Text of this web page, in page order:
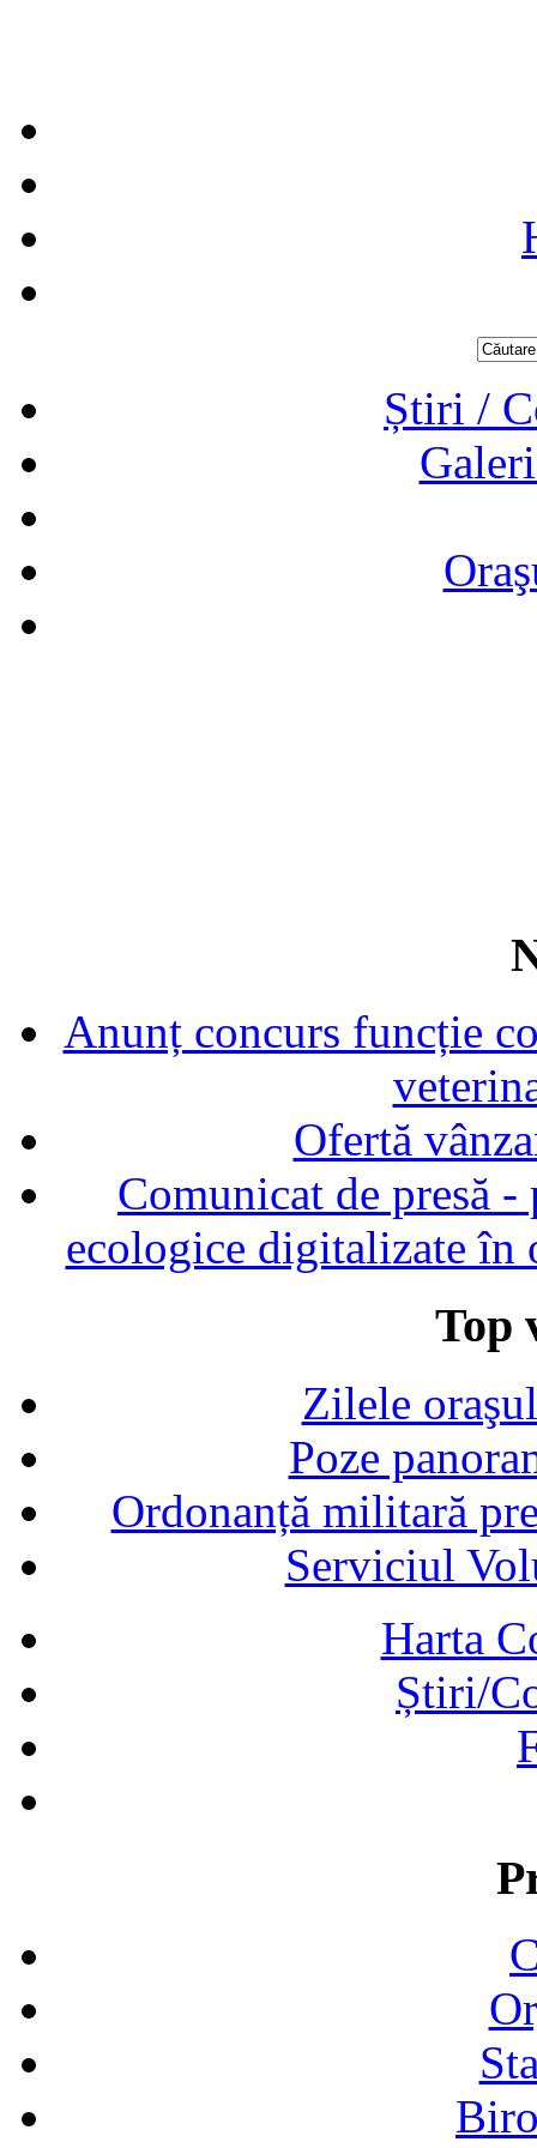
Știri /
Anunț concurs funcție
Ofertă
Comunicat de presă
ecologice digitalizate în
Top
Zilele
Poze
Ordonanță militară
Serviciul
Harta
Știri/